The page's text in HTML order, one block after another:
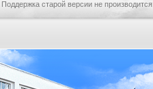
. Поддержка старой версии не производится.